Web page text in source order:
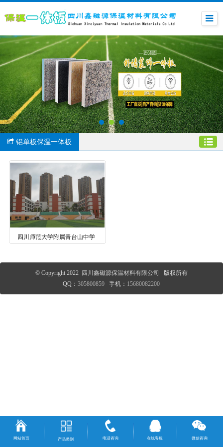
铝单板保温一体板
四川师范大学附属青台山中学
© Copyright 2022 四川鑫磁源保温材料有限公司 版权所有
QQ：305800859 手机： 15680082200
网站首页 产品类别 电话咨询 在线客服 微信咨询